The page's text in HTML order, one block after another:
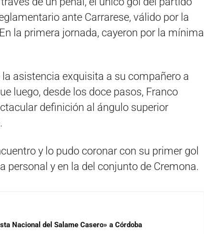
ante Carrarese, válido por la
la primera jornada, cayeron por la mínima
asistencia exquisita a su compañero a
luego, desde los doce pasos, Franco
definición al ángulo superior
y lo pudo coronar con su primer gol
personal y en la del conjunto de Cremona.
Nacional del Salame Casero» a Córdoba